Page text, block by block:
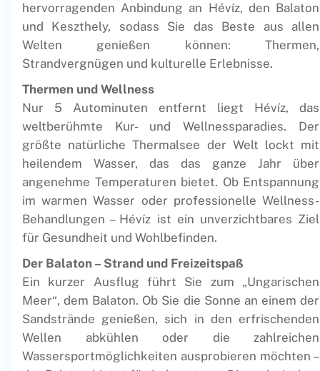
hervorragenden Anbindung an Hévíz, den Balaton
und Keszthely, sodass Sie das Beste aus allen
Welten genießen können: Thermen,
Strandvergnügen und kulturelle Erlebnisse.
Thermen und Wellness
Nur 5 Autominuten entfernt liegt Hévíz, das
weltberühmte Kur- und Wellnessparadies. Der
größte natürliche Thermalsee der Welt lockt mit
heilendem Wasser, das das ganze Jahr über
angenehme Temperaturen bietet. Ob Entspannung
im warmen Wasser oder professionelle Wellness-
Behandlungen – Hévíz ist ein unverzichtbares Ziel
für Gesundheit und Wohlbefinden.
Der Balaton – Strand und Freizeitspaß
Ein kurzer Ausflug führt Sie zum „Ungarischen
Meer“, dem Balaton. Ob Sie die Sonne an einem der
Sandstrände genießen, sich in den erfrischenden
Wellen abkühlen oder die zahlreichen
Wassersportmöglichkeiten ausprobieren möchten –